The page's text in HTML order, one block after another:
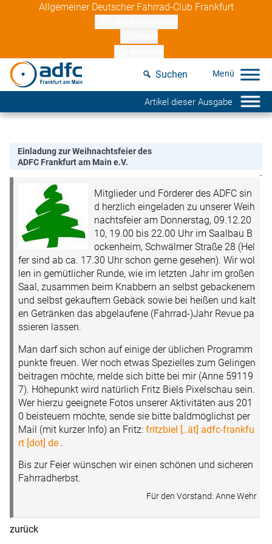
Allgemeiner Deutscher Fahrrad-Club Frankfurt
Suchen
Artikel dieser Ausgabe
Einladung zur Weihnachtsfeier des
ADFC Frankfurt am Main e.V.
Mitglieder und Förderer des ADFC sin
d herzlich eingeladen zu unserer Weih
nachtsfeier am Donnerstag, 09.12.20
10, 19.00 bis 22.00 Uhr im Saalbau B
ockenheim, Schwälmer Straße 28 (Hel
fer sind ab ca. 17.30 Uhr schon gerne gesehen). Wir wol
len in gemütlicher Runde, wie im letzten Jahr im großen
Saal, zusammen beim Knabbern an selbst gebackenem
und selbst gekauftem Gebäck sowie bei heißen und kalt
en Getränken das abgelaufene (Fahrrad-)Jahr Revue pa
ssieren lassen.
Man darf sich schon auf einige der üblichen Programm
punkte freuen. Wer noch etwas Spezielles zum Gelingen
beitragen möchte, melde sich bitte bei mir (Anne 59119
7). Höhepunkt wird natürlich Fritz Biels Pixelschau sein.
Wer hierzu geeignete Fotos unserer Aktivitäten aus 201
0 beisteuern möchte, sende sie bitte baldmöglichst per
Mail (mit kurzer Info) an Fritz: fritzbiel [..ät] adfc-frankfu
rt [dot] de .
Bis zur Feier wünschen wir einen schönen und sicheren
Fahrradherbst.
Für den Vorstand: Anne Wehr
zurück